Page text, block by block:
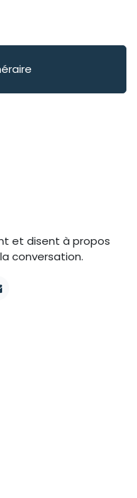
et disent à propos
conversation.